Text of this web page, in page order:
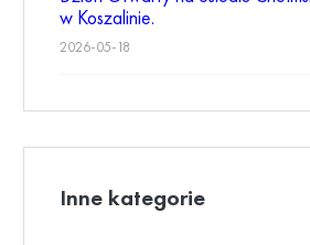
w Koszalinie.
2026-05-18
Inne kategorie